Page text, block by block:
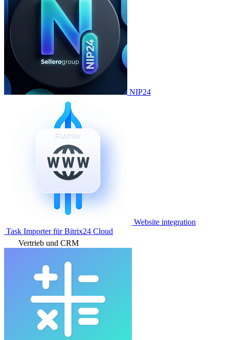
NIP24
Website integration
Task Importer für Bitrix24 Cloud
Vertrieb und CRM